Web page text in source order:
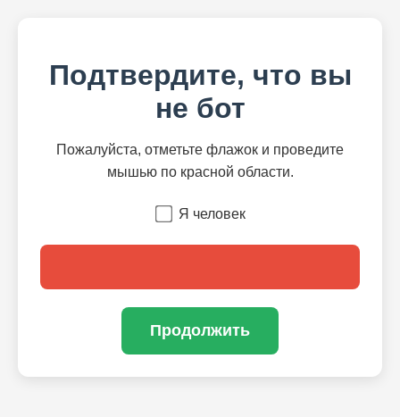
Подтвердите, что вы
не бот
Пожалуйста, отметьте флажок и проведите
мышью по красной области.
Я человек
Продолжить